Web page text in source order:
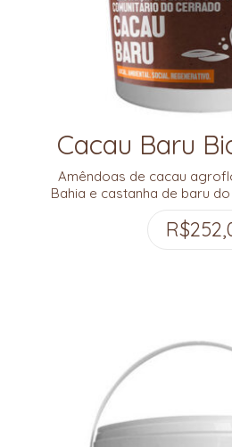
Cacau Baru
Amêndoas de cacau
Bahia e castanha de baru
origem na agricultura
extrativismo
R$